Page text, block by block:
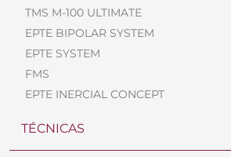
TMS M-100 ULTIMATE
EPTE BIPOLAR SYSTEM
EPTE SYSTEM
FMS
EPTE INERCIAL CONCEPT
TÉCNICAS